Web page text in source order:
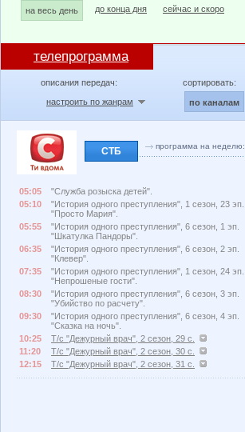
на весь день до конца дня сейчас и скоро
телепрограмма
описания передач:
настроить по жанрам
сортировать:
по каналам
СТБ программа на неделю:
05:05
"Служба розыска детей".
05:10
"История одного преступления", 1 сезон, 23 эп.
"Просто Мария".
05:55
"История одного преступления", 6 сезон, 1 эп.
"Шкатулка Пандоры".
06:35
"История одного преступления", 6 сезон, 2 эп.
"Клевер".
07:35
"История одного преступления", 1 сезон, 24 эп.
"Непрошеные гости".
08:30
"История одного преступления", 6 сезон, 3 эп.
"Убийство по расчету".
09:30
"История одного преступления", 6 сезон, 4 эп.
"Сказка на ночь".
10:25
Т/с "Дежурный врач", 2 сезон, 29 с.
11:20
Т/с "Дежурный врач", 2 сезон, 30 с.
12:15
Т/с "Дежурный врач", 2 сезон, 31 с.